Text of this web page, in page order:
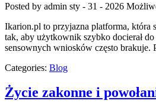
Posted by admin sty - 31 - 2026
Ikarion.pl to przyjazna platforma, która
tak, aby użytkownik szybko docierał
sensownych wniosków często
Categories: Blog
Życie zakonne i